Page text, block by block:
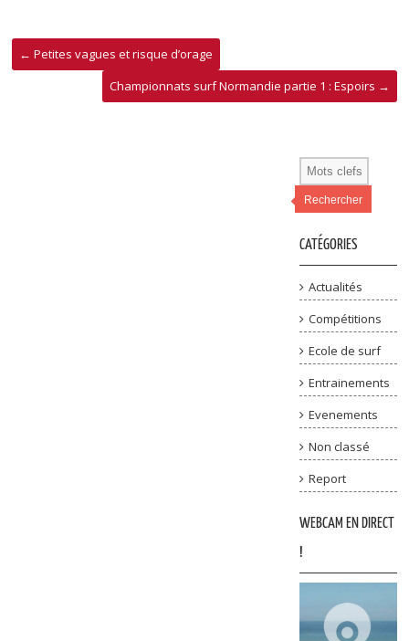
← Petites vagues et risque d’orage
Championnats surf Normandie partie 1 : Espoirs →
Rechercher
CATÉGORIES
Actualités
Compétitions
Ecole de surf
Entrainements
Evenements
Non classé
Report
WEBCAM EN DIRECT
!